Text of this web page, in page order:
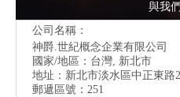
與我
公司名稱：
神爵.世紀概念企業有限公司
國家/地區：台灣, 新北市
地址： 新北市淡水區中正東路
郵遞區號：251